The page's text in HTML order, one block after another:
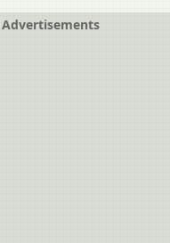
Advertisements